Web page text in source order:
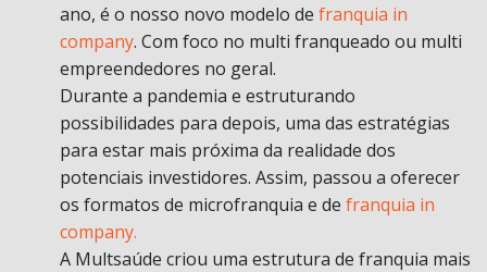
ano, é o nosso novo modelo de franquia in
company. Com foco no multi franqueado ou multi
empreendedores no geral.
Durante a pandemia e estruturando
possibilidades para depois, uma das estratégias
para estar mais próxima da realidade dos
potenciais investidores. Assim, passou a oferecer
os formatos de microfranquia e de franquia in
company.
A Multsaúde criou uma estrutura de franquia mais